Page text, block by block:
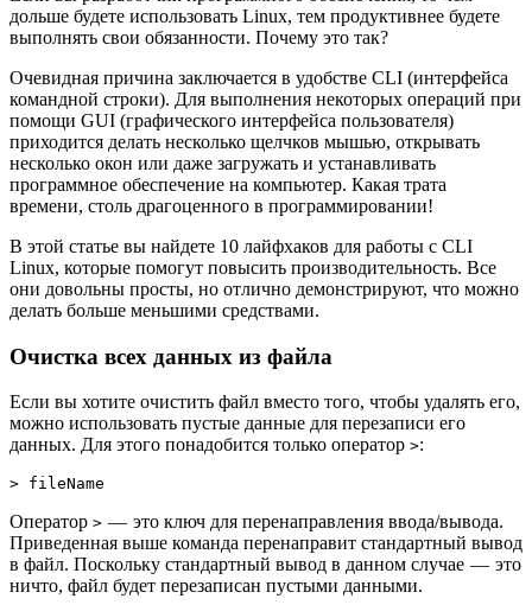
дольше будете использовать Linux, тем продуктивнее будете
выполнять свои обязанности. Почему это так?
Очевидная причина заключается в удобстве CLI (интерфейса
командной строки). Для выполнения некоторых операций при
помощи GUI (графического интерфейса пользователя)
приходится делать несколько щелчков мышью, открывать
несколько окон или даже загружать и устанавливать
программное обеспечение на компьютер. Какая трата
времени, столь драгоценного в программировании!
В этой статье вы найдете 10 лайфхаков для работы с CLI
Linux, которые помогут повысить производительность. Все
они довольны просты, но отлично демонстрируют, что можно
делать больше меньшими средствами.
Очистка всех данных из файла
Если вы хотите очистить файл вместо того, чтобы удалять его,
можно использовать пустые данные для перезаписи его
данных. Для этого понадобится только оператор >:
> fileName
Оператор > — это ключ для перенаправления ввода/вывода.
Приведенная выше команда перенаправит стандартный вывод
в файл. Поскольку стандартный вывод в данном случае — это
ничто, файл будет перезаписан пустыми данными.